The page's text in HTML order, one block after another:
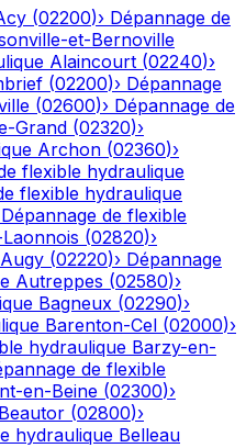
(02200)› Dépannage de
et-Bernoville
Alaincourt (02240)›
(02200)› Dépannage
(02600)› Dépannage de
Grand (02320)›
Archon (02360)›
flexible hydraulique
flexible hydraulique
Dépannage de flexible
(02820)›
Augy (02220)› Dépannage
Autreppes (02580)›
Bagneux (02290)›
Barenton-Cel (02000)›
hydraulique Barzy-en-
de flexible
en-Beine (02300)›
Beautor (02800)›
hydraulique Belleau